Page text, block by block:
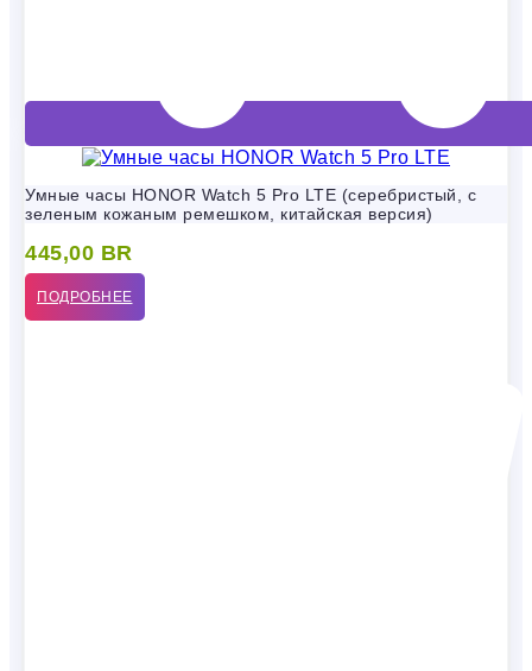
Умные часы HONOR Watch 5 Pro LTE (серебристый, с
зеленым кожаным ремешком, китайская версия)
445,00 BR
ПОДРОБНЕЕ